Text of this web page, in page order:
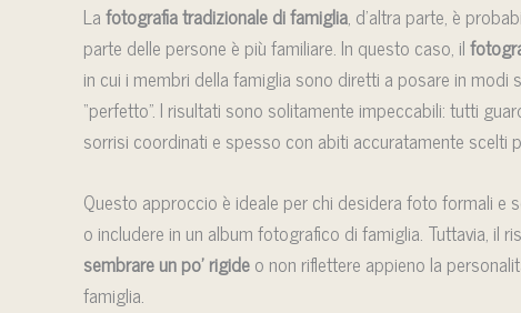
Lafotografia tradizionale di famiglia, d’altra parte, è
parte delle persone è più familiare. In questo caso, il
in cui i membri della famiglia sono diretti a posare in
“perfetto”. I risultati sono solitamente impeccabili: tutti
sorrisi coordinati e spesso con abiti accuratamente scelti
Questo approccio è ideale per chi desidera foto formali e
o includere in un album fotografico di famiglia. Tuttavia, il
sembrare un po’ rigideo non riflettere appieno la
famiglia.